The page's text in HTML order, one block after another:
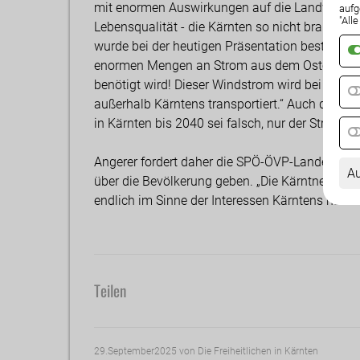
mit enormen Auswirkungen auf die
Lebensqualität - die Kärnten so nicht braucht
wurde bei der heutigen Präsentation bestätigt,
enormen Mengen an Strom aus dem Osten
benötigt wird! Dieser Windstrom wird bei uns
außerhalb Kärntens transportiert.“ Auch die
in Kärnten bis 2040 sei falsch, nur der
Angerer fordert daher die SPÖ-ÖVP-
über die Bevölkerung geben. „Die Kärntner
endlich im Sinne der Interessen Kärntens
Teilen
29.September2025 von Die Freiheitlichen in Kärnten